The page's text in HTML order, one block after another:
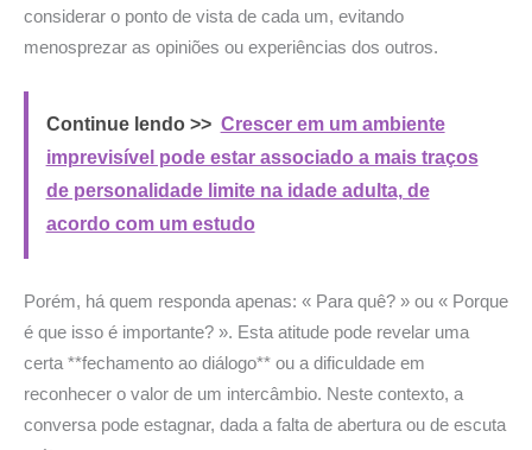
considerar o ponto de vista de cada um, evitando
menosprezar as opiniões ou experiências dos outros.
Continue lendo >> Crescer em um ambiente
imprevisível pode estar associado a mais traços
de personalidade limite na idade adulta, de
acordo com um estudo
Porém, há quem responda apenas: « Para quê? » ou « Porque
é que isso é importante? ». Esta atitude pode revelar uma
certa **fechamento ao diálogo** ou a dificuldade em
reconhecer o valor de um intercâmbio. Neste contexto, a
conversa pode estagnar, dada a falta de abertura ou de escuta